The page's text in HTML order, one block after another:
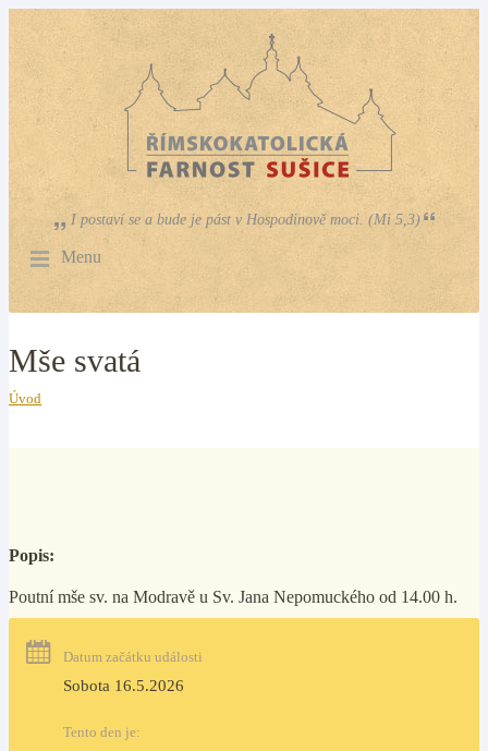
I postaví se a bude je pást v Hospodinově moci. (Mi 5,3)
Menu
Mše svatá
Úvod
Popis:
Poutní mše sv. na Modravě u Sv. Jana Nepomuckého od 14.00 h.
Datum začátku události
Sobota 16.5.2026
Tento den je: